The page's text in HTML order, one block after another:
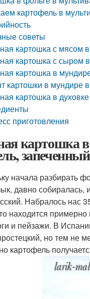
картофель в
советы
картошка с мясом
картошка с сыром
картошка в
картошки в мундире
картошка в
приготовления
картошка
начала разбирать
давно собиралась,
Набралось нас
находится
и пейзажи. В
но тем не
картофель